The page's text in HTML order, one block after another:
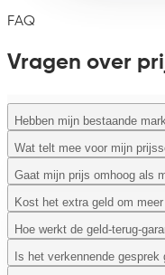
FAQ
Vragen over
Hebben mijn bestaande
Wat telt mee voor mijn
Gaat mijn prijs omhoog als
Kost het extra geld om
Hoe werkt de geld-terug-
Is het verkennende gesprek